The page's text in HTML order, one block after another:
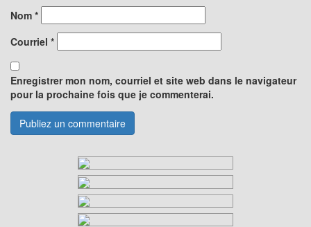
Nom *
Courriel *
Enregistrer mon nom, courriel et site web dans le navigateur
pour la prochaine fois que je commenterai.